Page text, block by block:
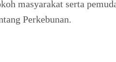
masyarakat serta
Perkebunan.